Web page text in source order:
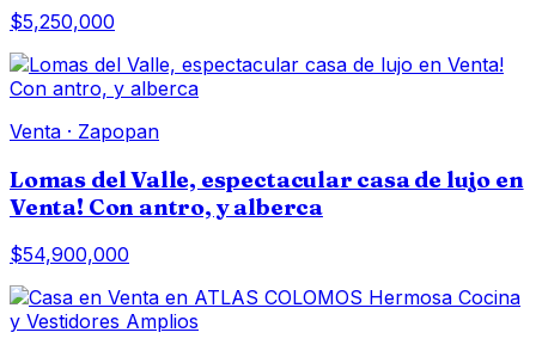
$5,250,000
Venta · Zapopan
Lomas del Valle, espectacular casa de lujo en
Venta! Con antro, y alberca
$54,900,000